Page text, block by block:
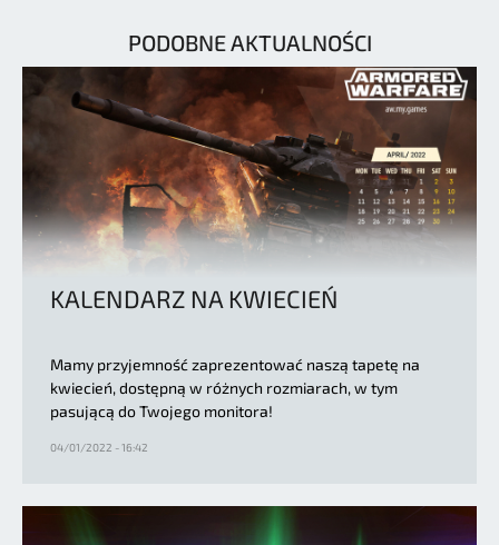
PODOBNE AKTUALNOŚCI
KALENDARZ NA KWIECIEŃ
Mamy przyjemność zaprezentować naszą tapetę na
kwiecień, dostępną w różnych rozmiarach, w tym
pasującą do Twojego monitora!
04/01/2022 - 16:42